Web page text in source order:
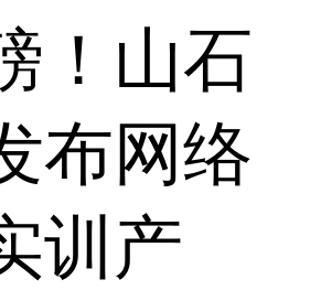
！山石
布网络
训产